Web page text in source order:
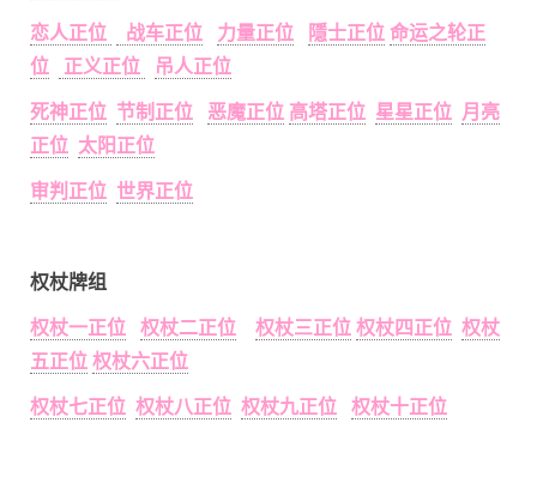
恋人正位
战车正位 力量正位 隱士正位 命运之轮正
位
正义正位
吊人正位
死神正位 节制正位 恶魔正位 高塔正位 星星正位 月亮
正位 太阳正位
审判正位 世界正位
权杖牌组
权杖一正位
权杖二正位 权杖三正位 权杖四正位 权杖
五正位 权杖六正位
权杖七正位 权杖八正位 权杖九正位 权杖十正位